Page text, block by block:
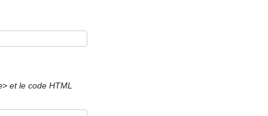
et le code HTML